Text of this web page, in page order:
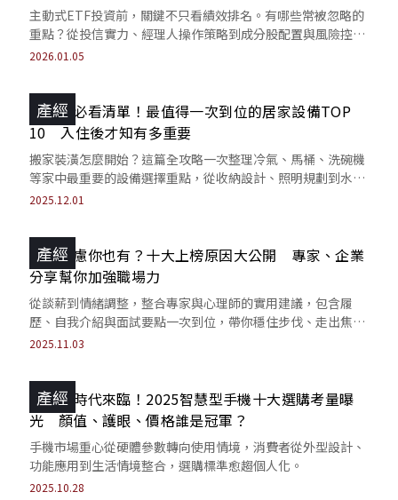
主動式ETF投資前，關鍵不只看績效排名。有哪些常被忽略的
重點？從投信實力、經理人操作策略到成分股配置與風險控
管，讓投資決策回到產品本質。
2026.01.05
產經
裝潢前必看清單！最值得一次到位的居家設備TOP
10 入住後才知有多重要
搬家裝潢怎麼開始？這篇全攻略一次整理冷氣、馬桶、洗碗機
等家中最重要的設備選擇重點，從收納設計、照明規劃到水電
管線配置全面解析，輕鬆打造最實用的新家。
2025.12.01
產經
轉職焦慮你也有？十大上榜原因大公開 專家、企業
分享幫你加強職場力
從談薪到情緒調整，整合專家與心理師的實用建議，包含履
歷、自我介紹與面試要點一次到位，帶你穩住步伐、走出焦
慮，順利完成職涯轉折。
2025.11.03
產經
分眾化時代來臨！2025智慧型手機十大選購考量曝
光 顏值、護眼、價格誰是冠軍？
手機市場重心從硬體參數轉向使用情境，消費者從外型設計、
功能應用到生活情境整合，選購標準愈趨個人化。
2025.10.28